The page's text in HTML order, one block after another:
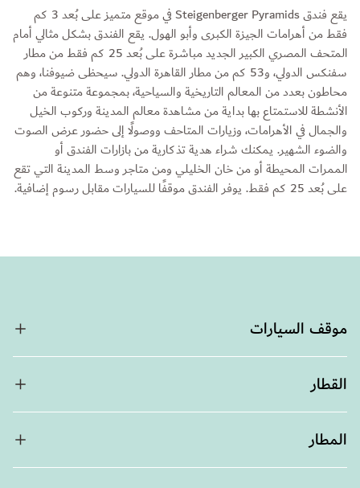
يقع فندق Steigenberger Pyramids في موقع متميز على بُعد 3 كم
فقط من أهرامات الجيزة الكبرى وأبو الهول. يقع الفندق بشكل مثالي أمام
المتحف المصري الكبير الجديد مباشرة على بُعد 25 كم فقط من مطار
سفنكس الدولي، و53 كم من مطار القاهرة الدولي. سيحظى ضيوفنا، وهم
محاطون بعدد من المعالم التاريخية والسياحية، بمجموعة متنوعة من
الأنشطة للاستمتاع بها بداية من مشاهدة معالم المدينة وركوب الخيل
والجمال في الأهرامات، وزيارات المتاحف ووصولًا إلى حضور عرض الصوت
والضوء الشهير. يمكنك شراء هدية تذكارية من بازارات الفندق أو
الممرات المحيطة أو من خان الخليلي ومن متاجر وسط المدينة التي تقع
على بُعد 25 كم فقط. يوفر الفندق موقفًا للسيارات مقابل رسوم إضافية.
موقف السيارات
القطار
المطار